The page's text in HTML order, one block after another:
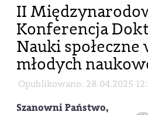
II
Konferencja
Nauki społeczne
młodych
Opublikowano: 28.04.2025
Szanowni Państwo,